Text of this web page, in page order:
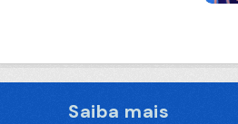
Saiba mais